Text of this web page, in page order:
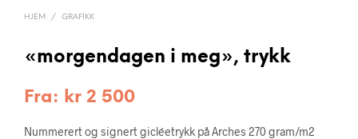
HJEM / GRAFIKK
«morgendagen i meg», trykk
Fra: kr 2 500
Nummerert og signert gicléetrykk på Arches 270 gram/m2